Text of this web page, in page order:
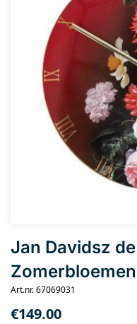
Jan Davidsz
Zomerbloemen
Art.nr. 67069031
€149.00